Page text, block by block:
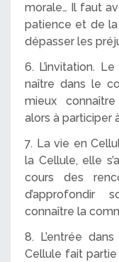
morale… Il faut
patience et de
dépasser les
6. L’invitation.
naître dans le
mieux connaître
alors à participer
7. La vie en
la Cellule, elle
cours des
d’approfondir
connaître la
8. L’entrée
Cellule fait partie